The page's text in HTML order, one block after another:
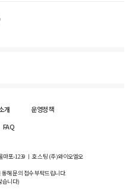
개
운영정책
FAQ
마포-1239 ㅣ 호스팅 (주)와이오엘오
해 문의 접수 부탁드립니다.
습니다)